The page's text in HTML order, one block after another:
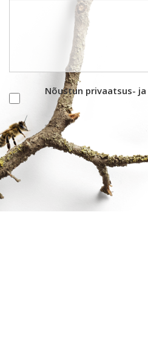
Nõustun privaatsus-